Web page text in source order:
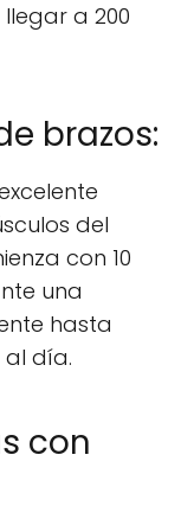
a 200
brazos:
del
con 10
una
hasta
al día.
con